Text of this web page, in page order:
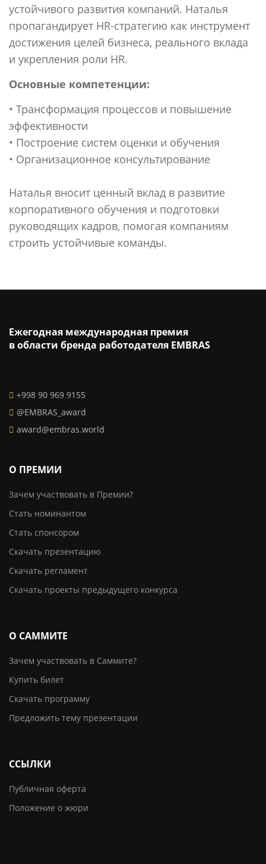
устойчивого развития компаний. Наталья
пропагандирует HR-стратегию как инструмент
достижения целей бизнеса, реального вклада
и укрепления роли HR.
Основные компетенции:
• Трансформация процессов и повышение
эффективности
• Построение систем оценки и обучения
• Организационное консультирование
Наталья вносит ценный вклад в развитие
корпоративного обучения и подготовки
руководящих кадров, помогая компаниям
строить устойчивые команды.
Ежегодная международная премия
в области бренда работодателя EMBRAS
+998 90 969 9155
@EMBRAS_award
award@embras.world
О ПРЕМИИ
Зачем участвовать в Премии?
Стать номинантом
Стать спонсором
Скачать презентацию
Скачать регламент
Скачать проекты предыдущего конкурса
О САММИТЕ
Зачем участвовать в Саммите?
Купить билет
Скачать программу
Предложить тему презентации
ССЫЛКИ
Публичная оферта
Положение о жюри